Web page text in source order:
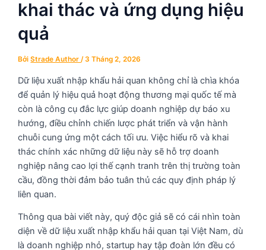
khai thác và ứng dụng hiệu
quả
BởiStrade Author/3 Tháng 2, 2026
Dữ liệu xuất nhập khẩu hải quan không chỉ là chìa khóa
để quản lý hiệu quả hoạt động thương mại quốc tế mà
còn là công cụ đắc lực giúp doanh nghiệp dự báo xu
hướng, điều chỉnh chiến lược phát triển và vận hành
chuỗi cung ứng một cách tối ưu. Việc hiểu rõ và khai
thác chính xác những dữ liệu này sẽ hỗ trợ doanh
nghiệp nâng cao lợi thế cạnh tranh trên thị trường toàn
cầu, đồng thời đảm bảo tuân thủ các quy định pháp lý
liên quan.
Thông qua bài viết này, quý độc giả sẽ có cái nhìn toàn
diện về dữ liệu xuất nhập khẩu hải quan tại Việt Nam, dù
là doanh nghiệp nhỏ, startup hay tập đoàn lớn đều có